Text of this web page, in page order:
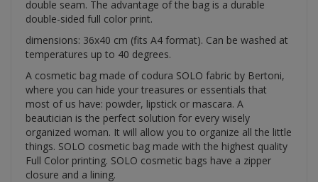
double seam. The advantage of the bag is a durable
double-sided full color print.
dimensions: 36x40 cm (fits A4 format). Can be washed at
temperatures up to 40 degrees.
A cosmetic bag made of codura SOLO fabric by Bertoni,
where you can hide your treasures or essentials that
most of us have: powder, lipstick or mascara. A
beautician is the perfect solution for every wisely
organized woman. It will allow you to organize all the little
things. SOLO cosmetic bag made with the highest quality
Full Color printing. SOLO cosmetic bags have a zipper
closure and a lining.